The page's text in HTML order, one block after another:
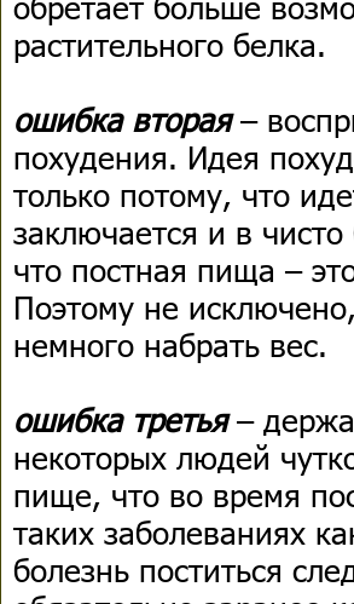
растительного белка.
ошибка вторая–
похудения. Идея
только потому, что
заключается и в
что постная пища –
Поэтому не
немного набрать вес.
ошибка третья –
некоторых людей
пище, что во время
таких заболеваниях
болезнь поститься